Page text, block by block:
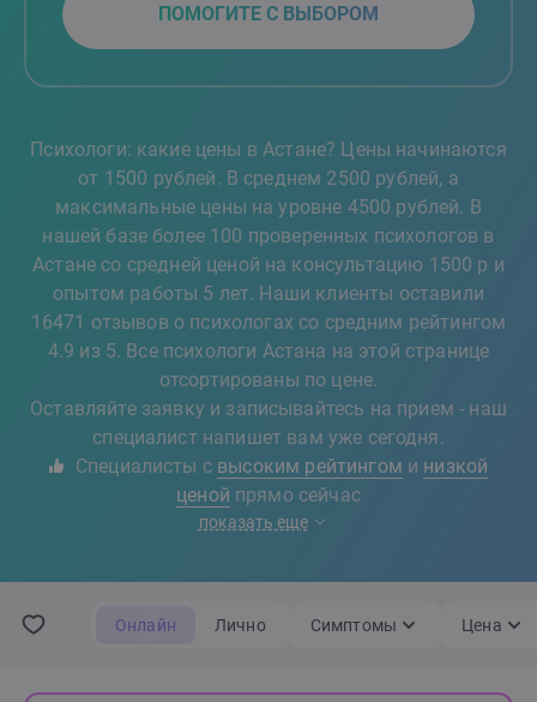
ПОМОГИТЕ С ВЫБОРОМ
Психологи: какие цены в Астане? Цены начинаются
от 1500 рублей. В среднем 2500 рублей, а
максимальные цены на уровне 4500 рублей. В
нашей базе более 100 проверенных психологов в
Астане со средней ценой на консультацию 1500 р и
опытом работы 5 лет. Наши клиенты оставили
16471 отзывов о психологах со средним рейтингом
4.9 из 5. Все психологи Астана на этой странице
отсортированы по цене.
Оставляйте заявку и записывайтесь на прием - наш
специалист напишет вам уже сегодня.
Специалисты с высоким рейтингом и низкой
ценой прямо сейчас
показать еще
Онлайн Лично Симптомы Цена